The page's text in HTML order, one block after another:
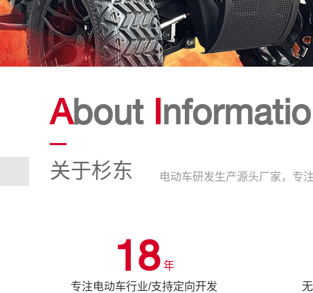
About I
关于杉东 电动车研发生产源头厂家，专
18 年
专注电动车行业/支持定向开发